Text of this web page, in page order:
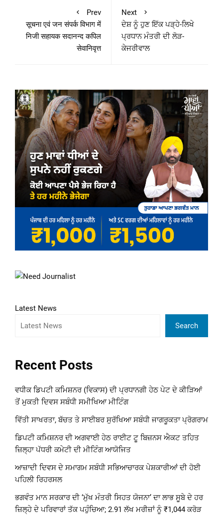
Prev
सूचना एवं जन संपर्क विभाग में
निजी सहायक सदानन्द कपिल
सेवानिवृत्त
Next
ਦੇਸ਼ ਨੂੰ ਹੁਣ ਇੱਕ ਪੜ੍ਹੇ-ਲਿਖੇ
ਪ੍ਰਧਾਨ ਮੰਤਰੀ ਦੀ ਲੋੜ-
ਕੇਜਰੀਵਾਲ
Latest News
Search
Recent Posts
ਵਧੀਕ ਡਿਪਟੀ ਕਮਿਸ਼ਨਰ (ਵਿਕਾਸ) ਦੀ ਪ੍ਰਧਾਨਗੀ ਹੇਠ ਪੇਟ ਦੇ ਕੀੜਿਆਂ
ਤੋਂ ਮੁਕਤੀ ਦਿਵਸ ਸਬੰਧੀ ਸਮੀਖਿਆ ਮੀਟਿੰਗ
ਵਿੱਤੀ ਸਾਖਰਤਾ, ਬੱਚਤ ਤੇ ਸਾਈਬਰ ਸੁਰੱਖਿਆ ਸਬੰਧੀ ਜਾਗਰੂਕਤਾ ਪ੍ਰੋਗਰਾਮ
ਡਿਪਟੀ ਕਮਿਸ਼ਨਰ ਦੀ ਅਗਵਾਈ ਹੇਠ ਰਾਈਟ ਟੂ ਬਿਜ਼ਨਸ ਐਕਟ ਤਹਿਤ
ਜ਼ਿਲ੍ਹਾ ਪੱਧਰੀ ਕਮੇਟੀ ਦੀ ਮੀਟਿੰਗ ਆਯੋਜਿਤ
ਆਜ਼ਾਦੀ ਦਿਵਸ ਦੇ ਸਮਾਗਮ ਸਬੰਧੀ ਸਭਿਆਚਾਰਕ ਪੇਸ਼ਕਾਰੀਆਂ ਦੀ ਹੋਈ
ਪਹਿਲੀ ਰਿਹਰਸਲ
ਭਗਵੰਤ ਮਾਨ ਸਰਕਾਰ ਦੀ ‘ਮੁੱਖ ਮੰਤਰੀ ਸਿਹਤ ਯੋਜਨਾ’ ਦਾ ਲਾਭ ਸੂਬੇ ਦੇ ਹਰ
ਜ਼ਿਲ੍ਹੇ ਦੇ ਪਰਿਵਾਰਾਂ ਤੱਕ ਪਹੁੰਚਿਆ; 2.91 ਲੱਖ ਮਰੀਜ਼ਾਂ ਨੂੰ ₹1,044 ਕਰੋੜ